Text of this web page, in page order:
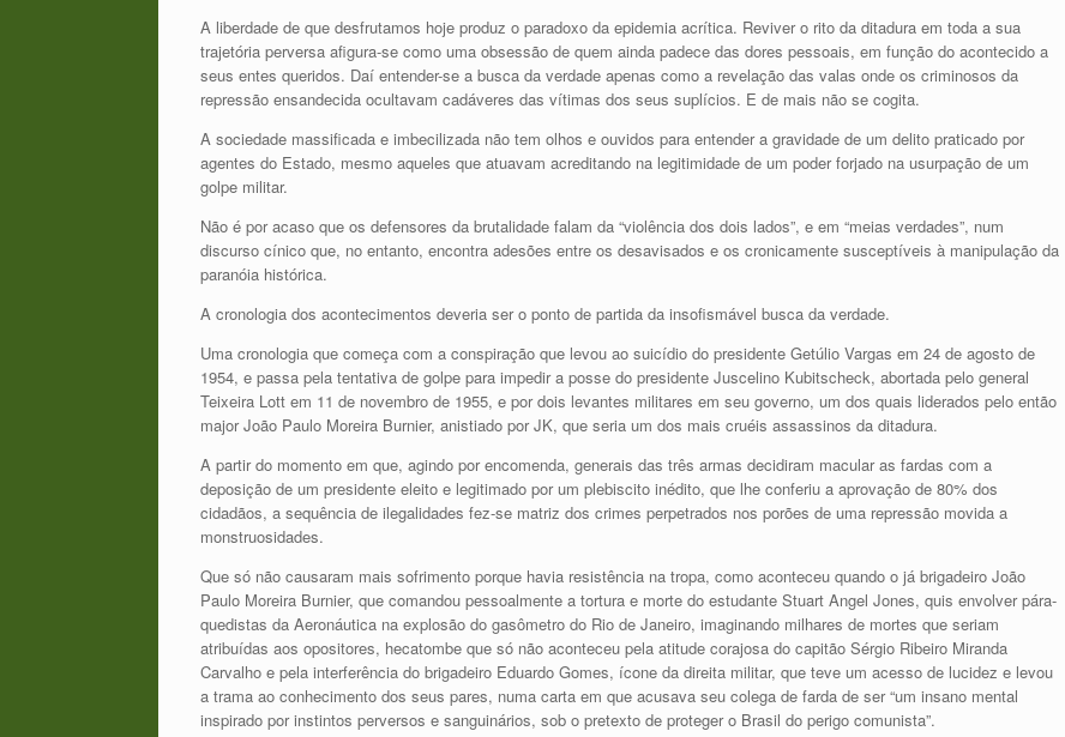
A liberdade de que desfrutamos hoje produz o paradoxo da epidemia acrítica. Reviver o rito da ditadura em toda a sua
trajetória perversa afigura-se como uma obsessão de quem ainda padece das dores pessoais, em função do acontecido a
seus entes queridos. Daí entender-se a busca da verdade apenas como a revelação das valas onde os criminosos da
repressão ensandecida ocultavam cadáveres das vítimas dos seus suplícios. E de mais não se cogita.
A sociedade massificada e imbecilizada não tem olhos e ouvidos para entender a gravidade de um delito praticado por
agentes do Estado, mesmo aqueles que atuavam acreditando na legitimidade de um poder forjado na usurpação de um
golpe militar.
Não é por acaso que os defensores da brutalidade falam da “violência dos dois lados”, e em “meias verdades”, num
discurso cínico que, no entanto, encontra adesões entre os desavisados e os cronicamente susceptíveis à manipulação da
paranóia histórica.
A cronologia dos acontecimentos deveria ser o ponto de partida da insofismável busca da verdade.
Uma cronologia que começa com a conspiração que levou ao suicídio do presidente Getúlio Vargas em 24 de agosto de
1954, e passa pela tentativa de golpe para impedir a posse do presidente Juscelino Kubitscheck, abortada pelo general
Teixeira Lott em 11 de novembro de 1955, e por dois levantes militares em seu governo, um dos quais liderados pelo então
major João Paulo Moreira Burnier, anistiado por JK, que seria um dos mais cruéis assassinos da ditadura.
A partir do momento em que, agindo por encomenda, generais das três armas decidiram macular as fardas com a
deposição de um presidente eleito e legitimado por um plebiscito inédito, que lhe conferiu a aprovação de 80% dos
cidadãos, a sequência de ilegalidades fez-se matriz dos crimes perpetrados nos porões de uma repressão movida a
monstruosidades.
Que só não causaram mais sofrimento porque havia resistência na tropa, como aconteceu quando o já brigadeiro João
Paulo Moreira Burnier, que comandou pessoalmente a tortura e morte do estudante Stuart Angel Jones, quis envolver pára-
quedistas da Aeronáutica na explosão do gasômetro do Rio de Janeiro, imaginando milhares de mortes que seriam
atribuídas aos opositores, hecatombe que só não aconteceu pela atitude corajosa do capitão Sérgio Ribeiro Miranda
Carvalho e pela interferência do brigadeiro Eduardo Gomes, ícone da direita militar, que teve um acesso de lucidez e levou
a trama ao conhecimento dos seus pares, numa carta em que acusava seu colega de farda de ser “um insano mental
inspirado por instintos perversos e sanguinários, sob o pretexto de proteger o Brasil do perigo comunista”.